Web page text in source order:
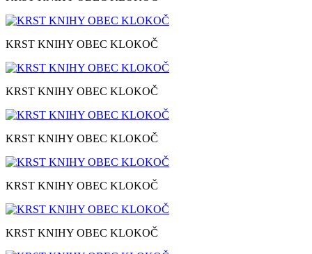
KRST KNIHY OBEC KLOKOČ
KRST KNIHY OBEC KLOKOČ
KRST KNIHY OBEC KLOKOČ
KRST KNIHY OBEC KLOKOČ
KRST KNIHY OBEC KLOKOČ